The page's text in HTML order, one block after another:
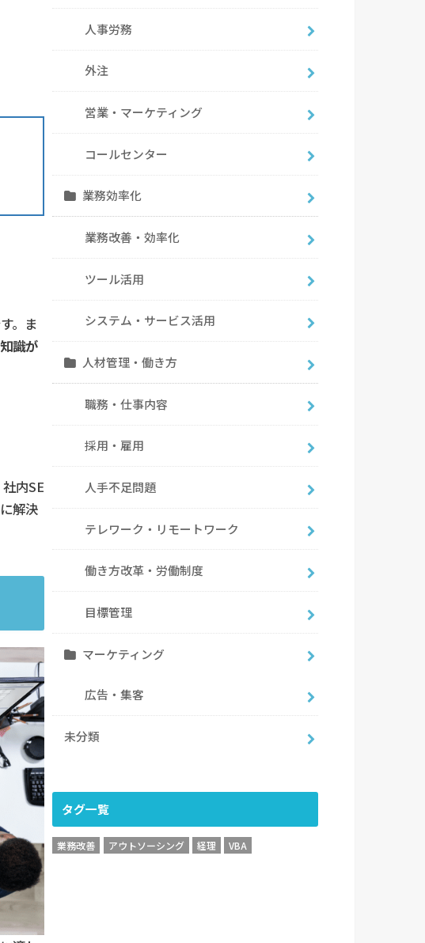
。ま
識が
内SE
解決
人事労務
外注
営業・マーケティング
コールセンター
業務効率化
業務改善・効率化
ツール活用
システム・サービス活用
人材管理・働き方
職務・仕事内容
採用・雇用
人手不足問題
テレワーク・リモートワーク
働き方改革・労働制度
目標管理
マーケティング
広告・集客
未分類
タグ一覧
業務改善 アウトソーシング 経理 VBA